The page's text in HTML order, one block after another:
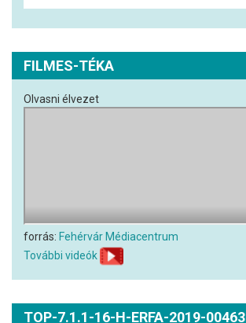
FILMES-TÉKA
Olvasni élvezet
forrás: Fehérvár Médiacentrum
További videók
TOP-7.1.1-16-H-ERFA-2019-00463